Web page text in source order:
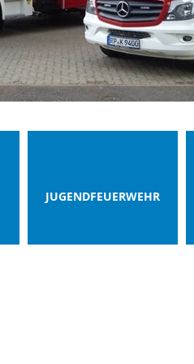
JUGENDFEUERWEHR